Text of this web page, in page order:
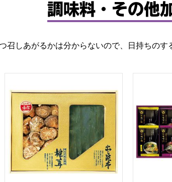
調味料・その他
召しあがるかは分からないので、日持ちのす